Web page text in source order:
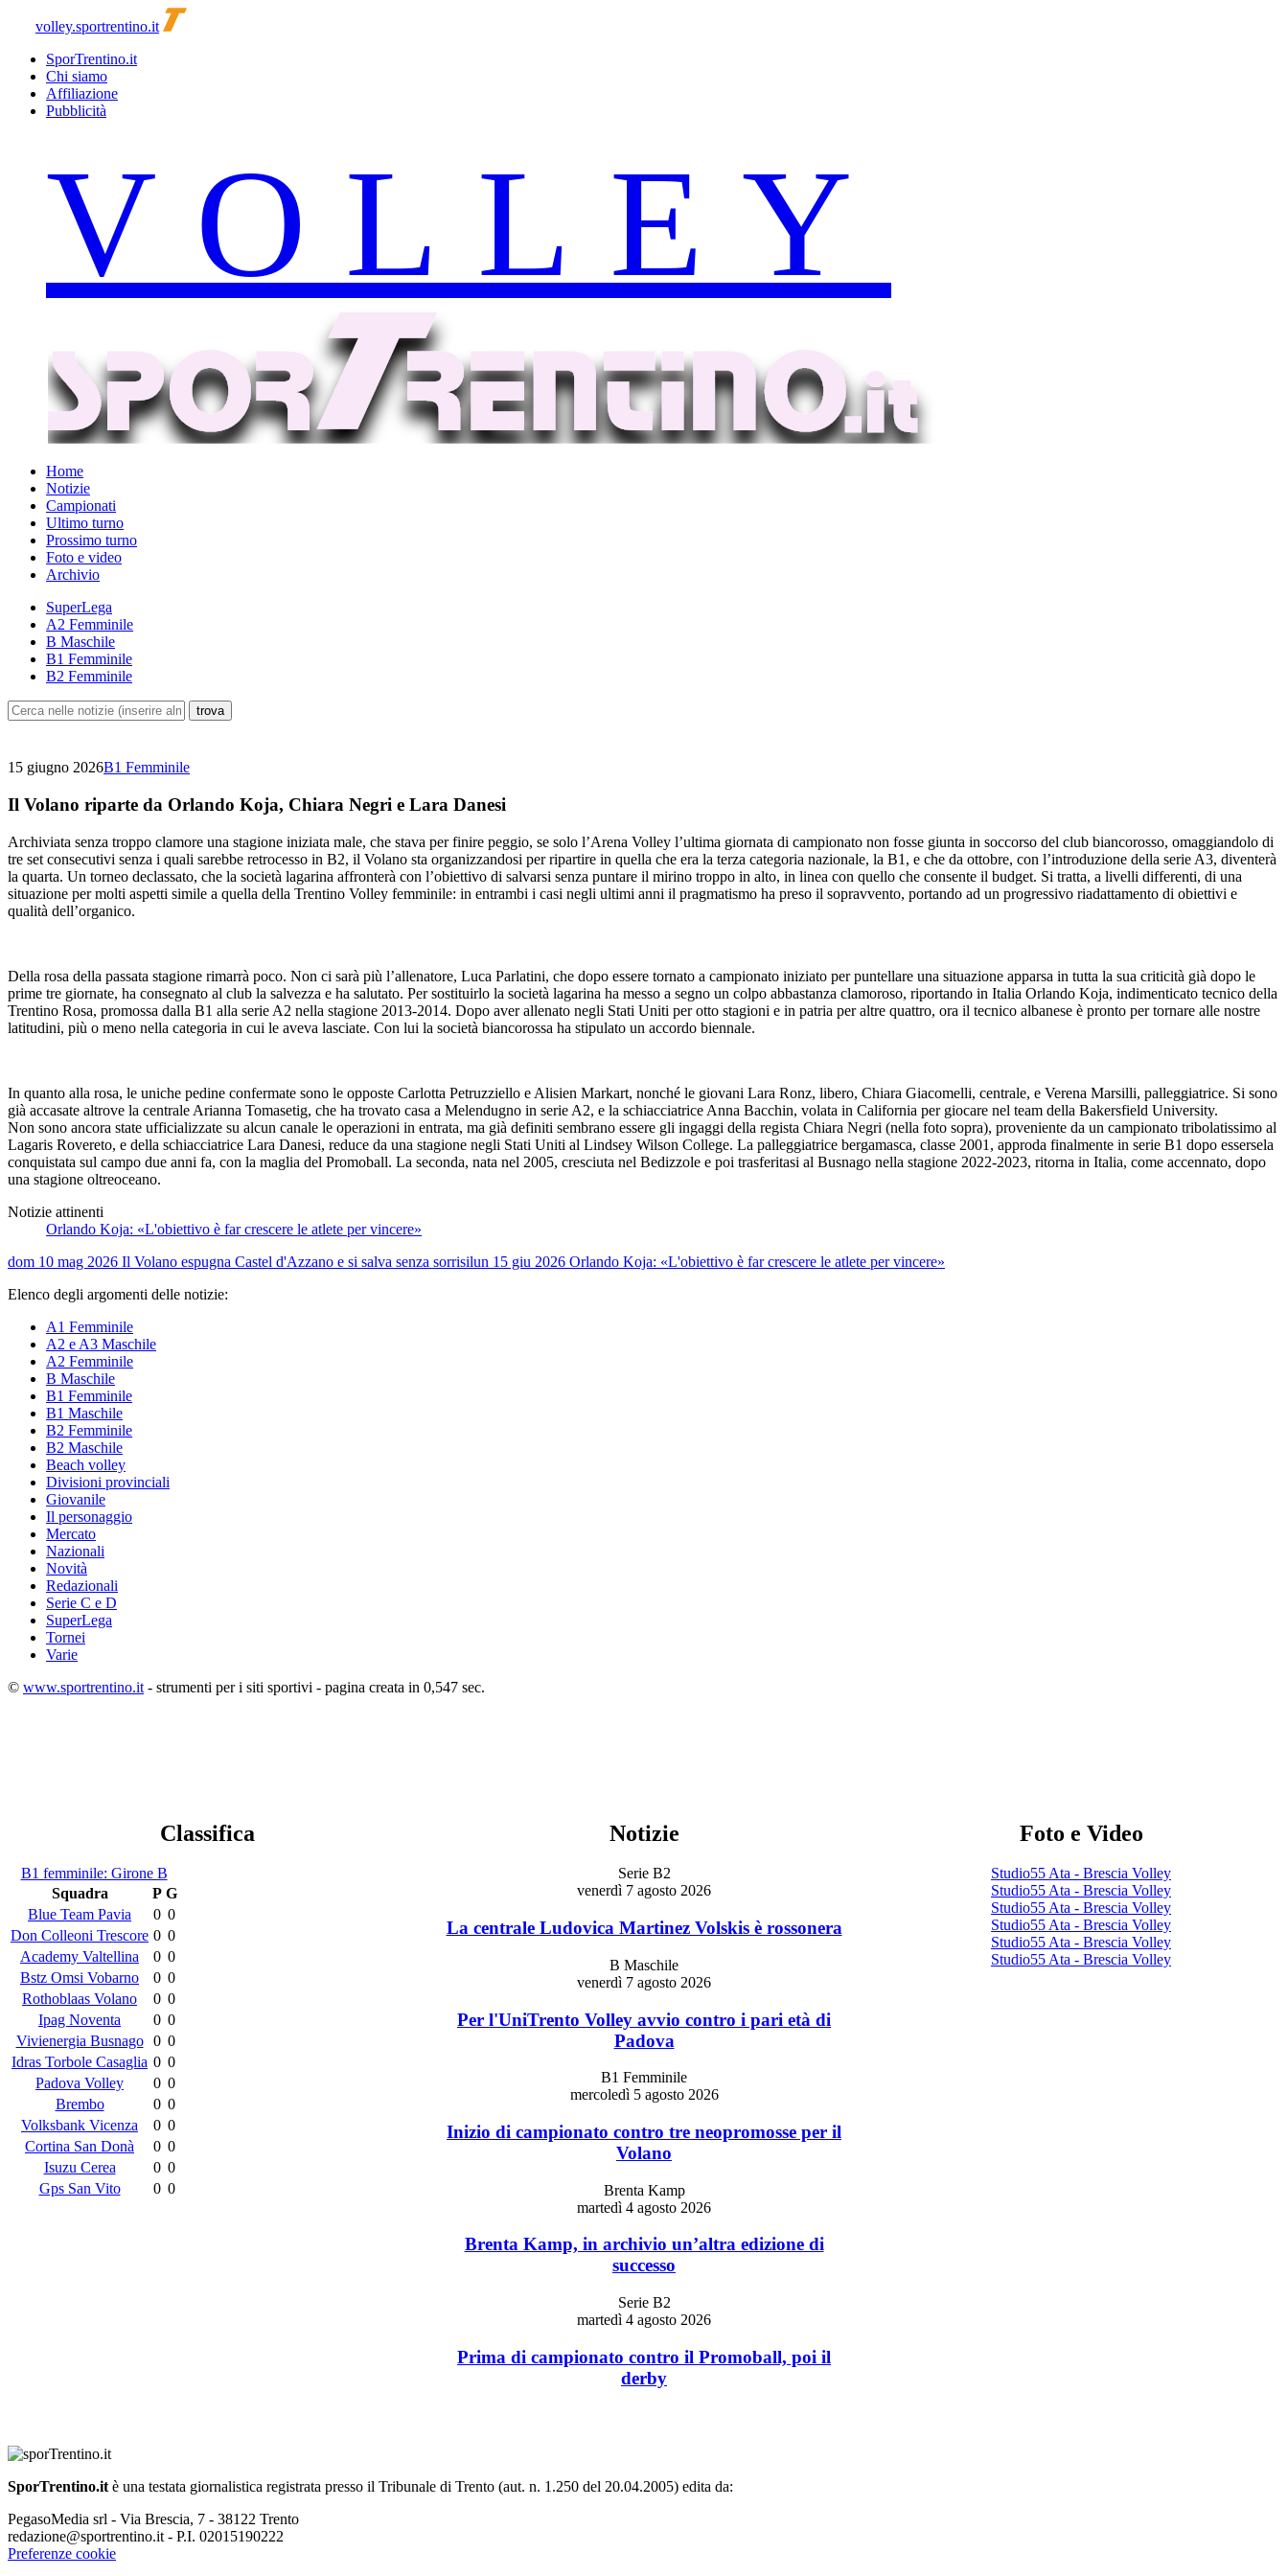
volley.sportrentino.it
SporTrentino.it
Chi siamo
Affiliazione
Pubblicità
Home
Notizie
Campionati
Ultimo turno
Prossimo turno
Foto e video
Archivio
SuperLega
A2 Femminile
B Maschile
B1 Femminile
B2 Femminile
15 giugno 2026B1 Femminile
Il Volano riparte da Orlando Koja, Chiara Negri e Lara Danesi
Archiviata senza troppo clamore una stagione iniziata male, che stava per finire peggio, se solo l’Arena Volley l’ultima giornata di campionato non fosse giunta in soccorso del club biancorosso, omaggiandolo di
tre set consecutivi senza i quali sarebbe retrocesso in B2, il Volano sta organizzandosi per ripartire in quella che era la terza categoria nazionale, la B1, e che da ottobre, con l’introduzione della serie A3, diventerà
la quarta. Un torneo declassato, che la società lagarina affronterà con l’obiettivo di salvarsi senza puntare il mirino troppo in alto, in linea con quello che consente il budget. Si tratta, a livelli differenti, di una
situazione per molti aspetti simile a quella della Trentino Volley femminile: in entrambi i casi negli ultimi anni il pragmatismo ha preso il sopravvento, portando ad un progressivo riadattamento di obiettivi e
qualità dell’organico.
Della rosa della passata stagione rimarrà poco. Non ci sarà più l’allenatore, Luca Parlatini, che dopo essere tornato a campionato iniziato per puntellare una situazione apparsa in tutta la sua criticità già dopo le
prime tre giornate, ha consegnato al club la salvezza e ha salutato. Per sostituirlo la società lagarina ha messo a segno un colpo abbastanza clamoroso, riportando in Italia Orlando Koja, indimenticato tecnico della
Trentino Rosa, promossa dalla B1 alla serie A2 nella stagione 2013-2014. Dopo aver allenato negli Stati Uniti per otto stagioni e in patria per altre quattro, ora il tecnico albanese è pronto per tornare alle nostre
latitudini, più o meno nella categoria in cui le aveva lasciate. Con lui la società biancorossa ha stipulato un accordo biennale.
In quanto alla rosa, le uniche pedine confermate sono le opposte Carlotta Petruzziello e Alisien Markart, nonché le giovani Lara Ronz, libero, Chiara Giacomelli, centrale, e Verena Marsilli, palleggiatrice. Si sono
già accasate altrove la centrale Arianna Tomasetig, che ha trovato casa a Melendugno in serie A2, e la schiacciatrice Anna Bacchin, volata in California per giocare nel team della Bakersfield University.
Non sono ancora state ufficializzate su alcun canale le operazioni in entrata, ma già definiti sembrano essere gli ingaggi della regista Chiara Negri (nella foto sopra), proveniente da un campionato tribolatissimo al
Lagaris Rovereto, e della schiacciatrice Lara Danesi, reduce da una stagione negli Stati Uniti al Lindsey Wilson College. La palleggiatrice bergamasca, classe 2001, approda finalmente in serie B1 dopo essersela
conquistata sul campo due anni fa, con la maglia del Promoball. La seconda, nata nel 2005, cresciuta nel Bedizzole e poi trasferitasi al Busnago nella stagione 2022-2023, ritorna in Italia, come accennato, dopo
una stagione oltreoceano.
Notizie attinenti
Orlando Koja: «L'obiettivo è far crescere le atlete per vincere»
dom 10 mag 2026 Il Volano espugna Castel d'Azzano e si salva senza sorrisilun 15 giu 2026 Orlando Koja: «L'obiettivo è far crescere le atlete per vincere»
Elenco degli argomenti delle notizie:
A1 Femminile
A2 e A3 Maschile
A2 Femminile
B Maschile
B1 Femminile
B1 Maschile
B2 Femminile
B2 Maschile
Beach volley
Divisioni provinciali
Giovanile
Il personaggio
Mercato
Nazionali
Novità
Redazionali
Serie C e D
SuperLega
Tornei
Varie
© www.sportrentino.it - strumenti per i siti sportivi - pagina creata in 0,547 sec.
Classifica
B1 femminile: Girone B
Squadra
P G
Blue Team Pavia
0 0
Don Colleoni Trescore 0 0
Academy Valtellina
0 0
Bstz Omsi Vobarno
0 0
Rothoblaas Volano
0 0
Ipag Noventa
0 0
Vivienergia Busnago
0 0
Idras Torbole Casaglia 0 0
Padova Volley
0 0
Brembo
0 0
Volksbank Vicenza
0 0
Cortina San Donà
0 0
Isuzu Cerea
0 0
Gps San Vito
0 0
Notizie
Serie B2
venerdì 7 agosto 2026
La centrale Ludovica Martinez Volskis è rossonera
B Maschile
venerdì 7 agosto 2026
Per l'UniTrento Volley avvio contro i pari età di
Padova
B1 Femminile
mercoledì 5 agosto 2026
Inizio di campionato contro tre neopromosse per il
Volano
Brenta Kamp
martedì 4 agosto 2026
Brenta Kamp, in archivio un’altra edizione di
successo
Serie B2
martedì 4 agosto 2026
Prima di campionato contro il Promoball, poi il
derby
Foto e Video
Studio55 Ata - Brescia Volley
Studio55 Ata - Brescia Volley
Studio55 Ata - Brescia Volley
Studio55 Ata - Brescia Volley
Studio55 Ata - Brescia Volley
Studio55 Ata - Brescia Volley
SporTrentino.it è una testata giornalistica registrata presso il Tribunale di Trento (aut. n. 1.250 del 20.04.2005) edita da:
PegasoMedia srl - Via Brescia, 7 - 38122 Trento
redazione@sportrentino.it - P.I. 02015190222
Preferenze cookie